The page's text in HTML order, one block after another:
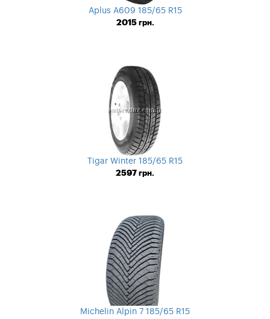
Aplus A609 185/65 R15
2015 грн.
Tigar Winter 185/65 R15
2597 грн.
Michelin Alpin 7 185/65 R15